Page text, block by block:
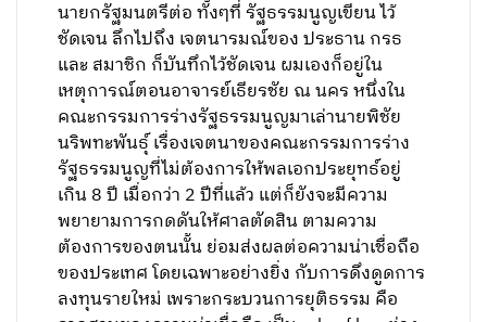
นายกรัฐมนตรีต่อ ทั้งๆที่ รัฐธรรมนูญเขียน ไว้
ชัดเจน ลึกไปถึง เจตนารมณ์ของ ประธาน กรธ
และ สมาชิก ก็บันทึกไว้ชัดเจน ผมเองก็อยู่ใน
เหตุการณ์ตอนอาจารย์เธียรชัย ณ นคร หนึ่งใน
คณะกรรมการร่างรัฐธรรมนูญมาเล่านายพิชัย
นริพทะพันธุ์ เรื่องเจตนาของคณะกรรมการร่าง
รัฐธรรมนูญที่ไม่ต้องการให้พลเอกประยุทธ์อยู่
เกิน 8 ปี เมื่อกว่า 2 ปีที่แล้ว แต่ก็ยังจะมีความ
พยายามการกดดันให้ศาลตัดสิน ตามความ
ต้องการของตนนั้น ย่อมส่งผลต่อความน่าเชื่อถือ
ของประเทศ โดยเฉพาะอย่างยิ่ง กับการดึงดูดการ
ลงทุนรายใหม่ เพราะกระบวนการยุติธรรม คือ